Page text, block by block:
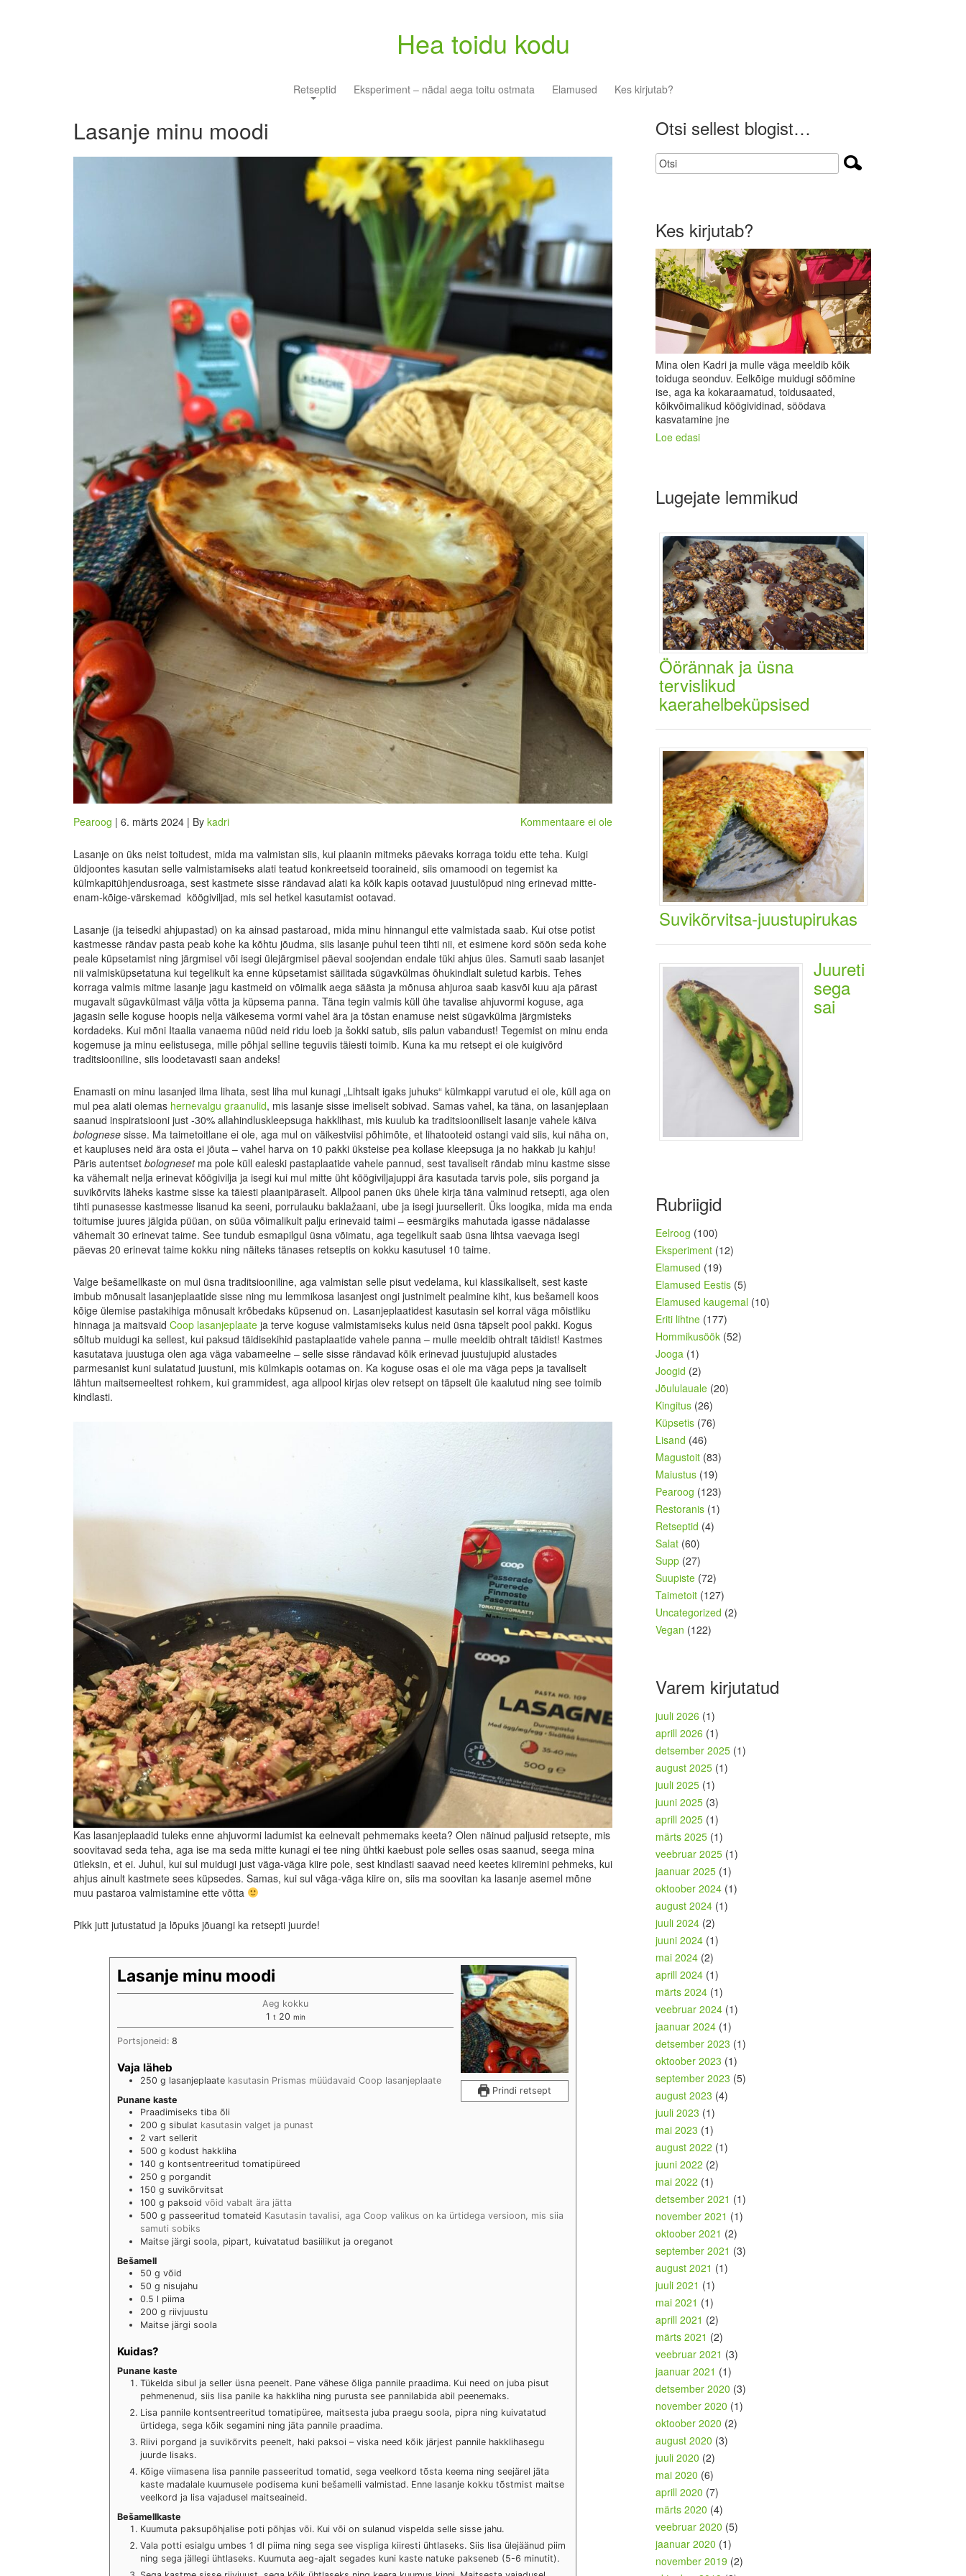
Hea toidu kodu
Retseptid Eksperiment – nädal aega toitu ostmata Elamused Kes kirjutab?
Lasanje minu moodi
Pearoog | 6. märts 2024 | By kadri Kommentaare ei ole
Lasanje on üks neist toitudest, mida ma valmistan siis, kui plaanin mitmeks päevaks korraga toidu ette teha. Kuigi
üldjoontes kasutan selle valmistamiseks alati teatud konkreetseid tooraineid, siis omamoodi on tegemist ka
külmkapitühjendusroaga, sest kastmete sisse rändavad alati ka kõik kapis ootavad juustulõpud ning erinevad mitte-
enam-kõige-värskemad köögiviljad, mis sel hetkel kasutamist ootavad.
Lasanje (ja teisedki ahjupastad) on ka ainsad pastaroad, mida minu hinnangul ette valmistada saab. Kui otse potist
kastmesse rändav pasta peab kohe ka kõhtu jõudma, siis lasanje puhul teen tihti nii, et esimene kord söön seda kohe
peale küpsetamist ning järgmisel või isegi ülejärgmisel päeval soojendan endale tüki ahjus üles. Samuti saab lasanjet
nii valmisküpsetatuna kui tegelikult ka enne küpsetamist säilitada sügavkülmas õhukindlalt suletud karbis. Tehes
korraga valmis mitme lasanje jagu kastmeid on võimalik aega säästa ja mõnusa ahjuroa saab kasvõi kuu aja pärast
mugavalt sügavkülmast välja võtta ja küpsema panna. Täna tegin valmis küll ühe tavalise ahjuvormi koguse, aga
jagasin selle koguse hoopis nelja väikesema vormi vahel ära ja tõstan enamuse neist sügavkülma järgmisteks
kordadeks. Kui mõni Itaalia vanaema nüüd neid ridu loeb ja šokki satub, siis palun vabandust! Tegemist on minu enda
kogemuse ja minu eelistusega, mille põhjal selline teguviis täiesti toimib. Kuna ka mu retsept ei ole kuigivõrd
traditsiooniline, siis loodetavasti saan andeks!
Enamasti on minu lasanjed ilma lihata, sest liha mul kunagi „Lihtsalt igaks juhuks“ külmkappi varutud ei ole, küll aga on
mul pea alati olemas hernevalgu graanulid, mis lasanje sisse imeliselt sobivad. Samas vahel, ka täna, on lasanjeplaan
saanud inspiratsiooni just -30% allahindluskleepsuga hakklihast, mis kuulub ka traditsiooniliselt lasanje vahele käiva
bolognese sisse. Ma taimetoitlane ei ole, aga mul on väikestviisi põhimõte, et lihatooteid ostangi vaid siis, kui näha on,
et kaupluses neid ära osta ei jõuta – vahel harva on 10 pakki üksteise pea kollase kleepsuga ja no hakkab ju kahju!
Päris autentset bologneset ma pole küll ealeski pastaplaatide vahele pannud, sest tavaliselt rändab minu kastme sisse
ka vähemalt nelja erinevat köögivilja ja isegi kui mul mitte üht köögiviljajuppi ära kasutada tarvis pole, siis porgand ja
suvikõrvits läheks kastme sisse ka täiesti plaanipäraselt. Allpool panen üks ühele kirja täna valminud retsepti, aga olen
tihti punasesse kastmesse lisanud ka seeni, porrulauku baklažaani, ube ja isegi juursellerit. Üks loogika, mida ma enda
toitumise juures jälgida püüan, on süüa võimalikult palju erinevaid taimi – eesmärgiks mahutada igasse nädalasse
vähemalt 30 erinevat taime. See tundub esmapilgul üsna võimatu, aga tegelikult saab üsna lihtsa vaevaga isegi
päevas 20 erinevat taime kokku ning näiteks tänases retseptis on kokku kasutusel 10 taime.
Valge bešamellkaste on mul üsna traditsiooniline, aga valmistan selle pisut vedelama, kui klassikaliselt, sest kaste
imbub mõnusalt lasanjeplaatide sisse ning mu lemmikosa lasanjest ongi justnimelt pealmine kiht, kus bešamell koos
kõige ülemise pastakihiga mõnusalt krõbedaks küpsenud on. Lasanjeplaatidest kasutasin sel korral väga mõistliku
hinnaga ja maitsvaid Coop lasanjeplaate ja terve koguse valmistamiseks kulus neid üsna täpselt pool pakki. Kogus
sõltub muidugi ka sellest, kui paksud täidisekihid pastaplaatide vahele panna – mulle meeldib ohtralt täidist! Kastmes
kasutatava juustuga olen aga väga vabameelne – selle sisse rändavad kõik erinevad juustujupid alustades
parmesanist kuni sulatatud juustuni, mis külmkapis ootamas on. Ka koguse osas ei ole ma väga peps ja tavaliselt
lähtun maitsemeeltest rohkem, kui grammidest, aga allpool kirjas olev retsept on täpselt üle kaalutud ning see toimib
kindlasti.
Kas lasanjeplaadid tuleks enne ahjuvormi ladumist ka eelnevalt pehmemaks keeta? Olen näinud paljusid retsepte, mis
soovitavad seda teha, aga ise ma seda mitte kunagi ei tee ning ühtki kaebust pole selles osas saanud, seega mina
ütleksin, et ei. Juhul, kui sul muidugi just väga-väga kiire pole, sest kindlasti saavad need keetes kiiremini pehmeks, kui
ahjus ainult kastmete sees küpsedes. Samas, kui sul väga-väga kiire on, siis ma soovitan ka lasanje asemel mõne
muu pastaroa valmistamine ette võtta
Pikk jutt jutustatud ja lõpuks jõuangi ka retsepti juurde!
Prindi retsept
Lasanje minu moodi
Aeg kokku
1hour
t 20min
min
Portsjoneid: 8
Vaja läheb
250 g lasanjeplaate kasutasin Prismas müüdavaid Coop lasanjeplaate
Punane kaste
Praadimiseks tiba õli
200 g sibulat kasutasin valget ja punast
2 vart sellerit
500 g kodust hakkliha
140 g kontsentreeritud tomatipüreed
250 g porgandit
150 g suvikõrvitsat
100 g paksoid võid vabalt ära jätta
500 g passeeritud tomateid Kasutasin tavalisi, aga Coop valikus on ka ürtidega versioon, mis siia
samuti sobiks
Maitse järgi soola, pipart, kuivatatud basiilikut ja oreganot
Bešamell
50 g võid
50 g nisujahu
0.5 l piima
200 g riivjuustu
Maitse järgi soola
Kuidas?
Punane kaste
Tükelda sibul ja seller üsna peenelt. Pane vähese õliga pannile praadima. Kui need on juba pisut
pehmenenud, siis lisa panile ka hakkliha ning purusta see pannilabida abil peenemaks.
Lisa pannile kontsentreeritud tomatipüree, maitsesta juba praegu soola, pipra ning kuivatatud
ürtidega, sega kõik segamini ning jäta pannile praadima.
Riivi porgand ja suvikõrvits peenelt, haki paksoi – viska need kõik järjest pannile hakklihasegu
juurde lisaks.
Kõige viimasena lisa pannile passeeritud tomatid, sega veelkord tõsta keema ning seejärel jäta
kaste madalale kuumusele podisema kuni bešamelli valmistad. Enne lasanje kokku tõstmist maitse
veelkord ja lisa vajadusel maitseaineid.
Bešamellkaste
Kuumuta paksupõhjalise poti põhjas või. Kui või on sulanud vispelda selle sisse jahu.
Vala potti esialgu umbes 1 dl piima ning sega see vispliga kiiresti ühtlaseks. Siis lisa ülejäänud piim
ning sega jällegi ühtlaseks. Kuumuta aeg-ajalt segades kuni kaste natuke pakseneb (5-6 minutit).
Otsi sellest blogist…
Kes kirjutab?
Mina olen Kadri ja mulle väga meeldib kõik
toiduga seonduv. Eelkõige muidugi söömine
ise, aga ka kokaraamatud, toidusaated,
kõikvõimalikud köögividinad, söödava
kasvatamine jne
Loe edasi
Lugejate lemmikud
Öörännak ja üsna
tervislikud
kaerahelbeküpsised
Suvikõrvitsa-juustupirukas
Juureti
sega
sai
Rubriigid
Eelroog (100)
Eksperiment (12)
Elamused (19)
Elamused Eestis (5)
Elamused kaugemal (10)
Eriti lihtne (177)
Hommikusöök (52)
Jooga (1)
Joogid (2)
Jõululauale (20)
Kingitus (26)
Küpsetis (76)
Lisand (46)
Magustoit (83)
Maiustus (19)
Pearoog (123)
Restoranis (1)
Retseptid (4)
Salat (60)
Supp (27)
Suupiste (72)
Taimetoit (127)
Uncategorized (2)
Vegan (122)
Varem kirjutatud
juuli 2026 (1)
aprill 2026 (1)
detsember 2025 (1)
august 2025 (1)
juuli 2025 (1)
juuni 2025 (3)
aprill 2025 (1)
märts 2025 (1)
veebruar 2025 (1)
jaanuar 2025 (1)
oktoober 2024 (1)
august 2024 (1)
juuli 2024 (2)
juuni 2024 (1)
mai 2024 (2)
aprill 2024 (1)
märts 2024 (1)
veebruar 2024 (1)
jaanuar 2024 (1)
detsember 2023 (1)
oktoober 2023 (1)
september 2023 (5)
august 2023 (4)
juuli 2023 (1)
mai 2023 (1)
august 2022 (1)
juuni 2022 (2)
mai 2022 (1)
detsember 2021 (1)
november 2021 (1)
oktoober 2021 (2)
september 2021 (3)
august 2021 (1)
juuli 2021 (1)
mai 2021 (1)
aprill 2021 (2)
märts 2021 (2)
veebruar 2021 (3)
jaanuar 2021 (1)
detsember 2020 (3)
november 2020 (1)
oktoober 2020 (2)
august 2020 (3)
juuli 2020 (2)
mai 2020 (6)
aprill 2020 (7)
märts 2020 (4)
veebruar 2020 (5)
jaanuar 2020 (1)
november 2019 (2)